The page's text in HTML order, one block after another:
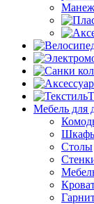
Мебель для
Столы